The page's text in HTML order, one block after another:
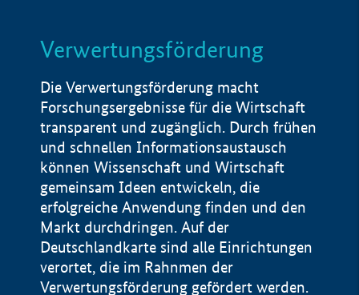
Verwertungsförderung
Die Verwertungsförderung macht
Forschungsergebnisse für die Wirtschaft
transparent und zugänglich. Durch frühen
und schnellen Informationsaustausch
können Wissenschaft und Wirtschaft
gemeinsam Ideen entwickeln, die
erfolgreiche Anwendung finden und den
Markt durchdringen. Auf der
Deutschlandkarte sind alle Einrichtungen
verortet, die im Rahnmen der
Verwertungsförderung gefördert werden.